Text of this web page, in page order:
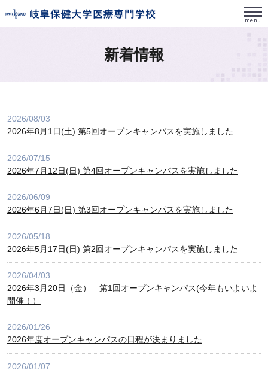
新着情報
2026/08/03
2026年8月1日(土) 第5回オープンキャンパスを実施しました
2026/07/15
2026年7月12日(日) 第4回オープンキャンパスを実施しました
2026/06/09
2026年6月7日(日) 第3回オープンキャンパスを実施しました
2026/05/18
2026年5月17日(日) 第2回オープンキャンパスを実施しました
2026/04/03
2026年3月20日（金） 第1回オープンキャンパス(今年もいよいよ
開催！）
2026/01/26
2026年度オープンキャンパスの日程が決まりました
2026/01/07